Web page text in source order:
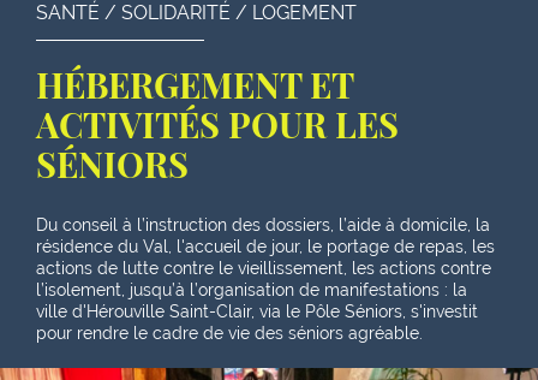
SANTÉ / SOLIDARITÉ / LOGEMENT
HÉBERGEMENT ET
ACTIVITÉS POUR LES
SÉNIORS
Du conseil à l’instruction des dossiers, l’aide à domicile, la
résidence du Val, l'accueil de jour, le portage de repas, les
actions de lutte contre le vieillissement, les actions contre
l’isolement, jusqu’à l’organisation de manifestations : la
ville d'Hérouville Saint-Clair, via le Pôle Séniors, s'investit
pour rendre le cadre de vie des séniors agréable.